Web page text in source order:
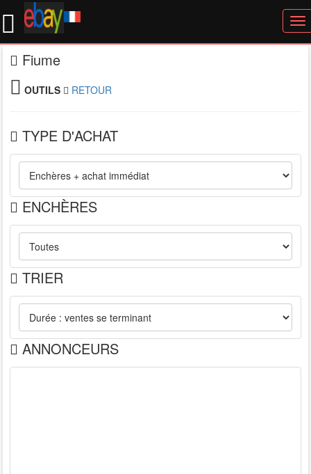
Fiume
OUTILS RETOUR
TYPE D'ACHAT
ENCHÈRES
TRIER
ANNONCEURS